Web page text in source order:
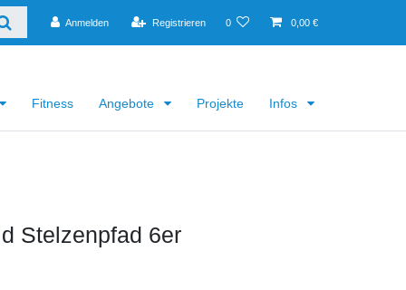
Anmelden Registrieren 0 0,00 €
Fitness Angebote Projekte Infos
Stelzenpfad 6er